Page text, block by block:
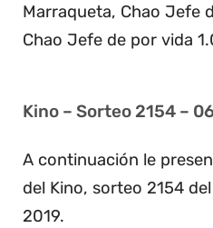
Marraqueta, Chao Jefe
Chao Jefe de por vida
Kino – Sorteo 2154 –
A continuación le
del Kino, sorteo 2154
2019.